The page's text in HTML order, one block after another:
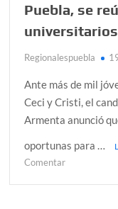
Puebla, se
universitarios
Regionalespuebla
Ante más de mil
Ceci y Cristi, el
Armenta anunció
oportunas para …
Comentaren